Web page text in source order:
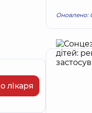
лікаря
Оновлено: